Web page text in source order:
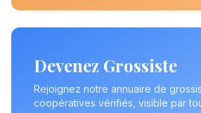
Devenez Grossiste
Rejoignez notre annuaire de
coopératives vérifiés, visible par